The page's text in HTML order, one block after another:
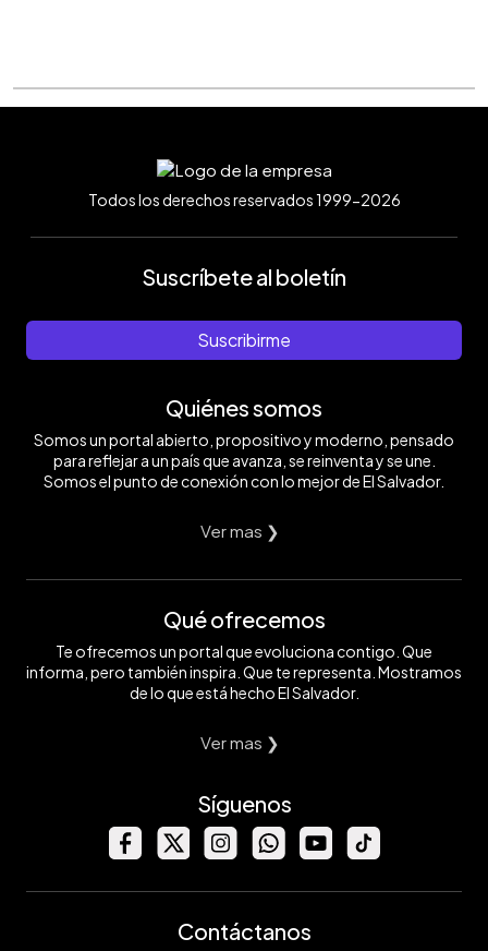
Todos los derechos reservados 1999-2026
Suscríbete al boletín
Suscribirme
Quiénes somos
Somos un portal abierto, propositivo y moderno, pensado
para reflejar a un país que avanza, se reinventa y se une.
Somos el punto de conexión con lo mejor de El Salvador.
Ver mas ❯
Qué ofrecemos
Te ofrecemos un portal que evoluciona contigo. Que
informa, pero también inspira. Que te representa. Mostramos
de lo que está hecho El Salvador.
Ver mas ❯
Síguenos
Contáctanos